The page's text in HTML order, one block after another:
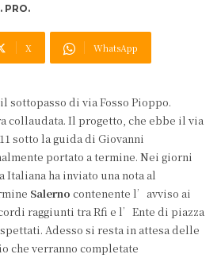
PRO.
X WhatsApp
sottopasso di via Fosso Pioppo.
collaudata. Il progetto, che ebbe il via
sotto la guida di Giovanni
portato a termine. Nei giorni
Italiana ha inviato una nota al
Salerno contenente l’avviso ai
raggiunti tra Rfi e l’Ente di piazza
Adesso si resta in attesa delle
che verranno completate